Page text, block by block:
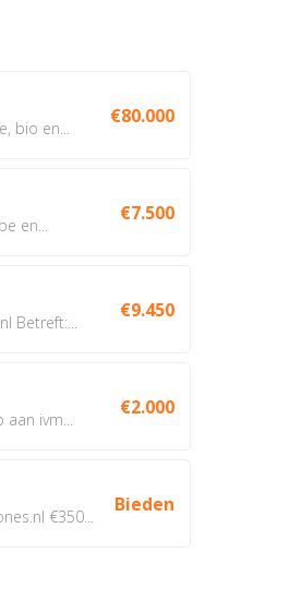
bio en...
€80.000
en...
€7.500
Betreft:...
€9.450
ivm...
€2.000
€350...
Bieden